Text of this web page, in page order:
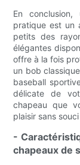
En
pratique est un
petits des
élégantes
offre à la fois
un bob
baseball
délicate de
chapeau que
plaisir sans
-
chapeaux de